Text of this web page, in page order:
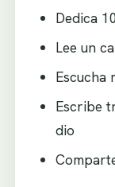
Dedica
Lee un
Escucha
Escribe
dio